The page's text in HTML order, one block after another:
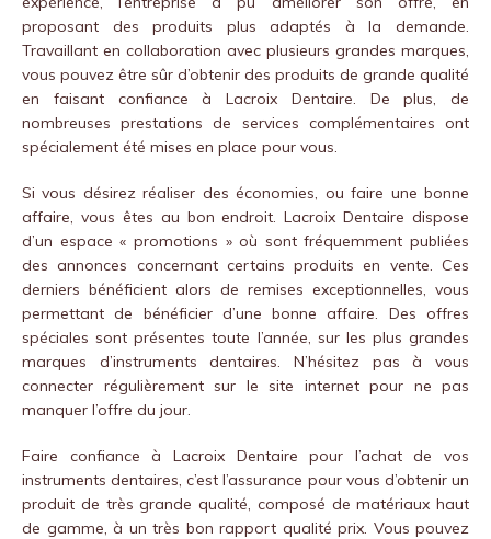
proposant des produits plus adaptés à la demande.
Travaillant en collaboration avec plusieurs grandes marques,
vous pouvez être sûr d’obtenir des produits de grande qualité
en faisant confiance à Lacroix Dentaire. De plus, de
nombreuses prestations de services complémentaires ont
spécialement été mises en place pour vous.
Si vous désirez réaliser des économies, ou faire une bonne
affaire, vous êtes au bon endroit. Lacroix Dentaire dispose
d’un espace « promotions » où sont fréquemment publiées
des annonces concernant certains produits en vente. Ces
derniers bénéficient alors de remises exceptionnelles, vous
permettant de bénéficier d’une bonne affaire. Des offres
spéciales sont présentes toute l’année, sur les plus grandes
marques d’instruments dentaires. N’hésitez pas à vous
connecter régulièrement sur le site internet pour ne pas
manquer l’offre du jour.
Faire confiance à Lacroix Dentaire pour l’achat de vos
instruments dentaires, c’est l’assurance pour vous d’obtenir un
produit de très grande qualité, composé de matériaux haut
de gamme, à un très bon rapport qualité prix. Vous pouvez